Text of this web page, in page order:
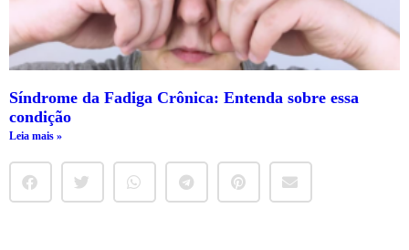
Síndrome da Fadiga Crônica: Entenda sobre essa
condição
Leia mais »